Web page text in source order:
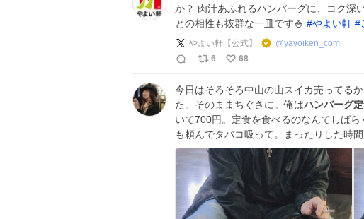
か？ 肉汁あふれるハンバーグに、コク深
との相性も抜群な一皿です🍚 #やよい軒 #
やよい軒【公式】 @yayoiken_com
6
68
今日はそろそろ中山の山スイカ売ってる
た。そのままちぐさに。俺はハンバーグ
いて700円。定食を食べるのなんてしば
も頼んでタバコ吸って。まったりした時